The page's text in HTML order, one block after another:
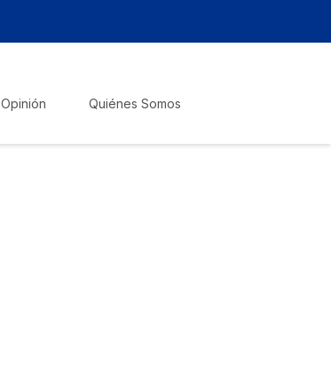
Opinión Quiénes Somos